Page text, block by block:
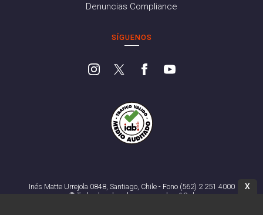
Denuncias Compliance
SÍGUENOS
Inés Matte Urrejola 0848, Santiago, Chile - Fono (562) 2 251 4000
© Todos los derechos reservados. 13.cl
X